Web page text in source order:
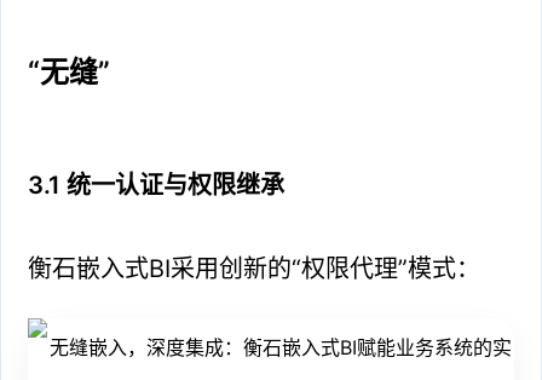
“无缝”
3.1 统一认证与权限继承
衡石嵌入式BI采用创新的“权限代理”模式：